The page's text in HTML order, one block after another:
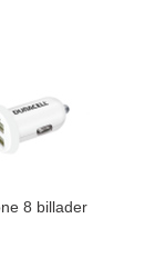
8 billader